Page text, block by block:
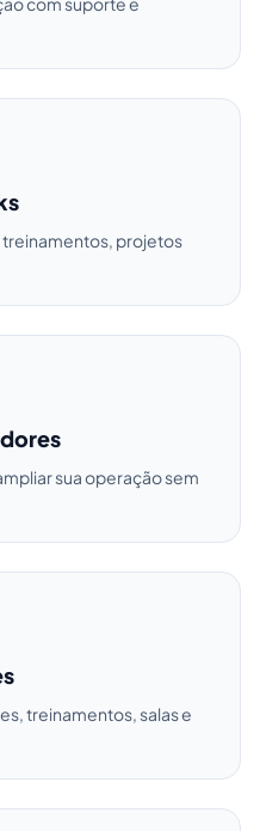
projetos
sua operação sem
treinamentos, salas e